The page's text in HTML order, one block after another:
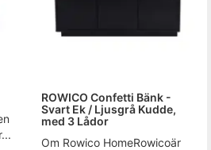
ROWICO Confetti Bänk -
Svart Ek / Ljusgrå Kudde,
med 3 Lådor
Om Rowico HomeRowicoär